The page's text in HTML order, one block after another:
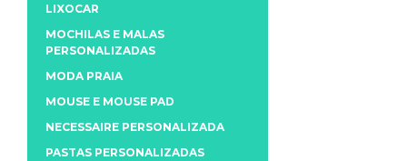
LIXOCAR
MOCHILAS E MALAS
PERSONALIZADAS
MODA PRAIA
MOUSE E MOUSE PAD
NECESSAIRE PERSONALIZADA
PASTAS PERSONALIZADAS